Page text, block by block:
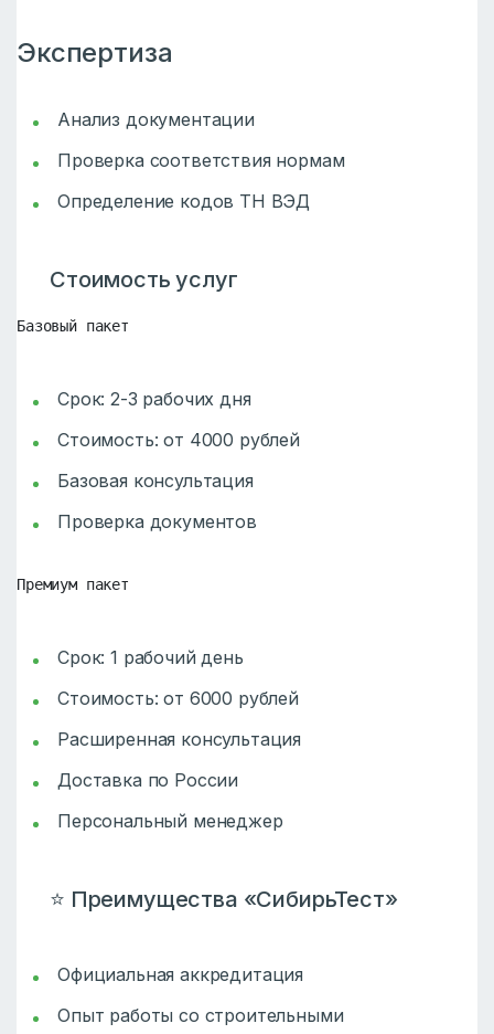
Экспертиза
Анализ документации
Проверка соответствия нормам
Определение кодов ТН ВЭД
Стоимость услуг
Базовый пакет
Срок: 2-3 рабочих дня
Стоимость: от 4000 рублей
Базовая консультация
Проверка документов
Премиум пакет
Срок: 1 рабочий день
Стоимость: от 6000 рублей
Расширенная консультация
Доставка по России
Персональный менеджер
⭐ Преимущества «СибирьТест»
Официальная аккредитация
Опыт работы со строительными